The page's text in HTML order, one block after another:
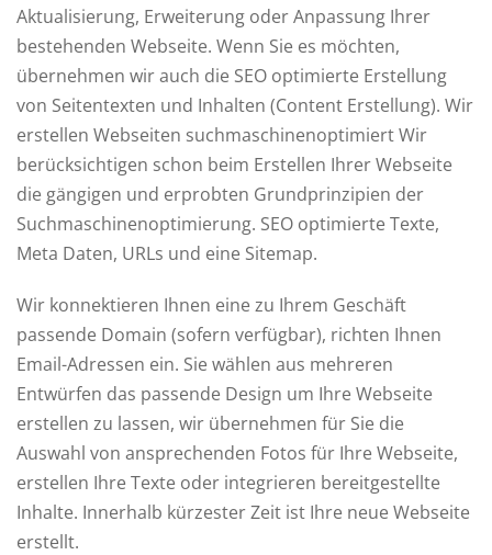
Aktualisierung, Erweiterung oder Anpassung Ihrer
bestehenden Webseite. Wenn Sie es möchten,
übernehmen wir auch die SEO optimierte Erstellung
von Seitentexten und Inhalten (Content Erstellung). Wir
erstellen Webseiten suchmaschinenoptimiert Wir
berücksichtigen schon beim Erstellen Ihrer Webseite
die gängigen und erprobten Grundprinzipien der
Suchmaschinenoptimierung. SEO optimierte Texte,
Meta Daten, URLs und eine Sitemap.
Wir konnektieren Ihnen eine zu Ihrem Geschäft
passende Domain (sofern verfügbar), richten Ihnen
Email-Adressen ein. Sie wählen aus mehreren
Entwürfen das passende Design um Ihre Webseite
erstellen zu lassen, wir übernehmen für Sie die
Auswahl von ansprechenden Fotos für Ihre Webseite,
erstellen Ihre Texte oder integrieren bereitgestellte
Inhalte. Innerhalb kürzester Zeit ist Ihre neue Webseite
erstellt.